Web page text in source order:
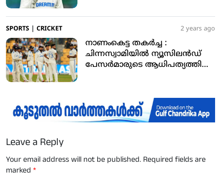
SPORTS CRICKET 2 years ago
നാണംകെട്ട തകർച്ച :
ചിന്നസ്വാമിയിൽ ന്യൂസിലൻഡ്
പേസർമാരുടെ ആധിപത്യത്തിൽ
Leave a Reply
Your email address will not be published. Required fields are
marked *